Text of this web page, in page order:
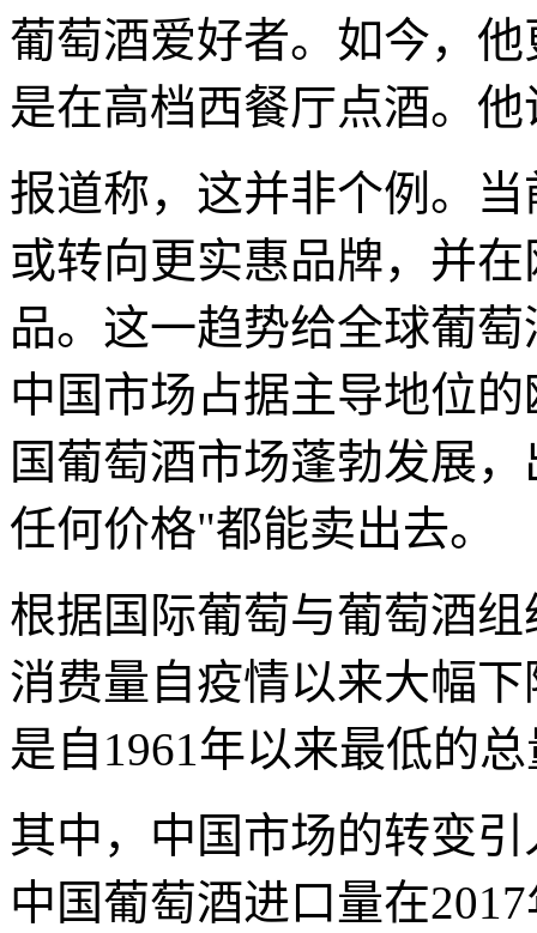
葡萄酒爱好者。如今，
是在高档西餐厅点酒。
报道称，这并非个例。
或转向更实惠品牌，并
品。这一趋势给全球葡
中国市场占据主导地位
国葡萄酒市场蓬勃发展
任何价格"都能卖出去。
根据国际葡萄与葡萄酒
消费量自疫情以来大幅
是自1961年以来最低的
其中，中国市场的转变
中国葡萄酒进口量在